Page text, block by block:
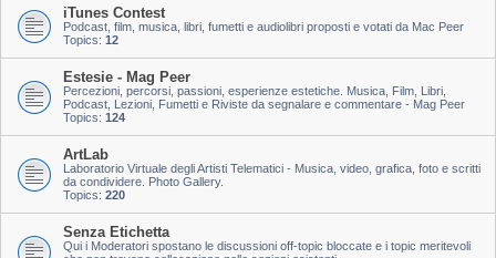
iTunes Contest
Podcast, film, musica, libri, fumetti e audiolibri proposti e votati da Mac Peer
Topics: 12
Estesie - Mag Peer
Percezioni, percorsi, passioni, esperienze estetiche. Musica, Film, Libri,
Podcast, Lezioni, Fumetti e Riviste da segnalare e commentare - Mag Peer
Topics: 124
ArtLab
Laboratorio Virtuale degli Artisti Telematici - Musica, video, grafica, foto e scritti
da condividere. Photo Gallery.
Topics: 220
Senza Etichetta
Qui i Moderatori spostano le discussioni off-topic bloccate e i topic meritevoli